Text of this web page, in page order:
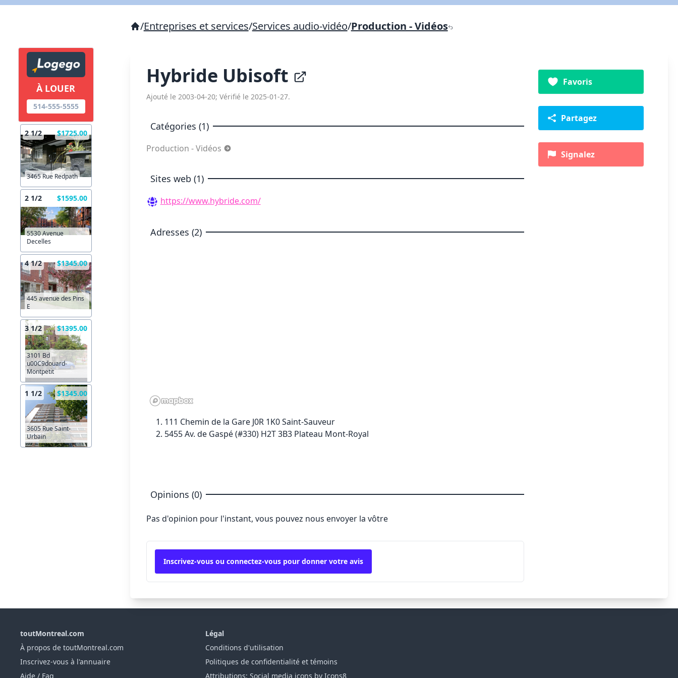
À LOUER
514-555-5555
2 1/2 $1725.00
3465 Rue Redpath
2 1/2 $1595.00
5530 Avenue
Decelles
4 1/2 $1345.00
445 avenue des Pins
E
3 1/2 $1395.00
3101 Bd
u00C9douard-
Montpetit
1 1/2 $1345.00
3605 Rue Saint-
Urbain
/Entreprises et services/Services audio-vidéo/Production - Vidéos
Hybride Ubisoft
Ajouté le 2003-04-20; Vérifié le 2025-01-27.
Catégories (1)
Production - Vidéos
Sites web (1)
https://www.hybride.com/
Adresses (2)
111 Chemin de la Gare J0R 1K0 Saint-Sauveur
5455 Av. de Gaspé (#330) H2T 3B3 Plateau Mont-Royal
Opinions (0)
Pas d'opinion pour l'instant, vous pouvez nous envoyer la vôtre
Inscrivez-vous ou connectez-vous pour donner votre avis
Favoris
Partagez
Signalez
toutMontreal.com
À propos de toutMontreal.com
Inscrivez-vous à l'annuaire
Aide / Faq
Légal
Conditions d'utilisation
Politiques de confidentialité et témoins
Attributions: Social media icons by Icons8
X Fermer Envoyez